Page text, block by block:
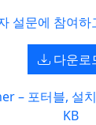
설문에 참여
다운로
– 포터블, 설
KB